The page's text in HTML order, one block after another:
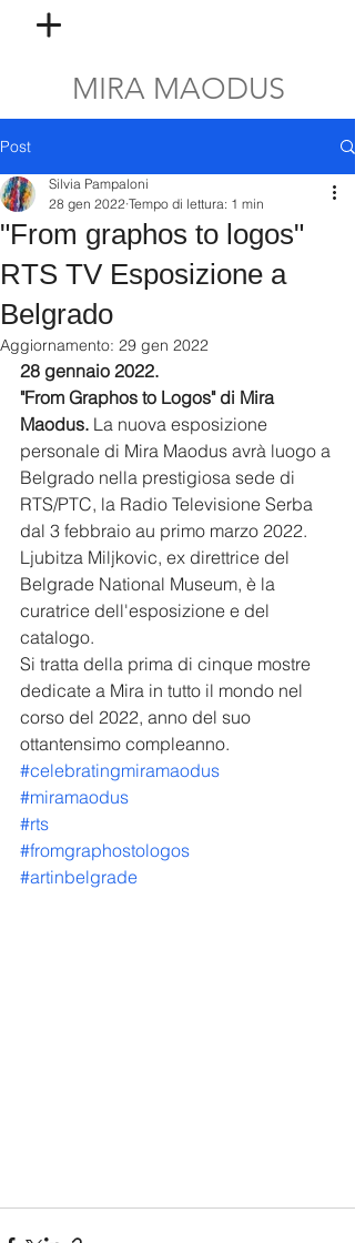
MIRA MAODUS
Post
"From graphos to logos"
RTS TV Esposizione a
Belgrado
Silvia Pampaloni
28 gen 2022 Tempo di lettura: 1 min
Aggiornamento: 29 gen 2022
28 gennaio 2022.
"From Graphos to Logos" di Mira
Maodus. La nuova esposizione
personale di Mira Maodus avrà luogo a
Belgrado nella prestigiosa sede di
RTS/PTC, la Radio Televisione Serba
dal 3 febbraio au primo marzo 2022.
Ljubitza Miljkovic, ex direttrice del
Belgrade National Museum, è la
curatrice dell'esposizione e del
catalogo.
Si tratta della prima di cinque mostre
dedicate a Mira in tutto il mondo nel
corso del 2022, anno del suo
ottantensimo compleanno.
#celebratingmiramaodus
#miramaodus
#rts
#fromgraphostologos
#artinbelgrade